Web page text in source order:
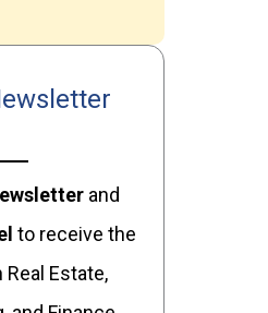
and
to receive the
Estate,